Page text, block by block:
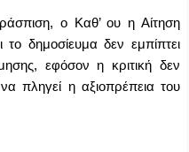
ο Καθ’ ου η Αίτηση
το δημοσίευμα δεν εμπίπτει
εφόσον η κριτική δεν
να πληγεί η αξιοπρέπεια του